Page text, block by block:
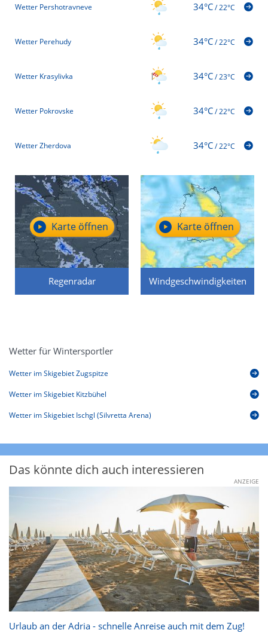
Wetter Pershotravneve 34°C/22°C
Wetter Perehudy 34°C/22°C
Wetter Krasylivka 34°C/23°C
Wetter Pokrovske 34°C/22°C
Wetter Zherdova 34°C/22°C
Regenradar
Karte öffnen
Windgeschwindigkeiten
Karte öffnen
Wetter für Wintersportler
Wetter im Skigebiet Zugspitze
Wetter im Skigebiet Kitzbühel
Wetter im Skigebiet Ischgl (Silvretta Arena)
Das könnte dich auch interessieren
ANZEIGE
Urlaub an der Adria - schnelle Anreise auch mit dem Zug!